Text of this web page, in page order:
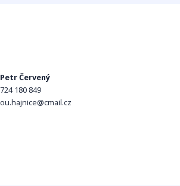
Petr Červený
724 180 849
ou.hajnice@cmail.cz